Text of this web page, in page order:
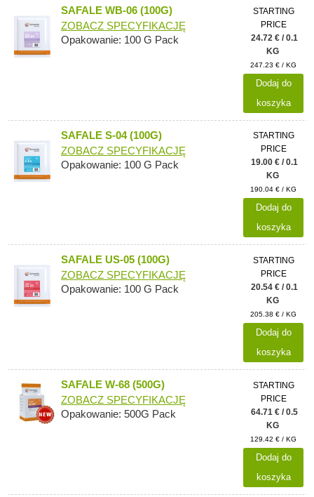
SAFALE WB-06 (100G)
ZOBACZ SPECYFIKACJĘ
Opakowanie: 100 G Pack
STARTING
PRICE
24.72 € / 0.1
KG
247.23 € / KG
Dodaj do
koszyka
SAFALE S-04 (100G)
ZOBACZ SPECYFIKACJĘ
Opakowanie: 100 G Pack
STARTING
PRICE
19.00 € / 0.1
KG
190.04 € / KG
Dodaj do
koszyka
SAFALE US-05 (100G)
ZOBACZ SPECYFIKACJĘ
Opakowanie: 100 G Pack
STARTING
PRICE
20.54 € / 0.1
KG
205.38 € / KG
Dodaj do
koszyka
SAFALE W-68 (500G)
ZOBACZ SPECYFIKACJĘ
Opakowanie: 500G Pack
STARTING
PRICE
64.71 € / 0.5
KG
129.42 € / KG
Dodaj do
koszyka